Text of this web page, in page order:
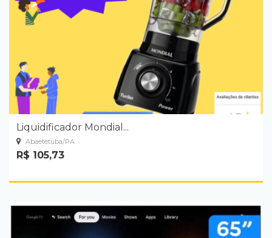
Liquidificador Mondial...
Abaetetuba/PA
R$ 105,73